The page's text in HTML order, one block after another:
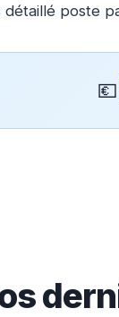
détaillé poste
💶